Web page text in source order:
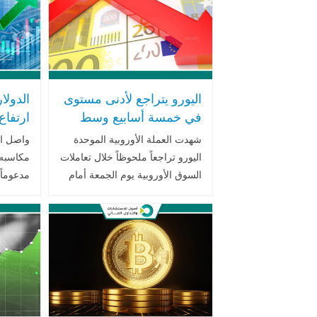
اليورو يتراجع لأدنى مستوى
في خمسة أسابيع وسط
تصاعد رهانات رفع الفائدة
الأمريكية
شهدت العملة الأوروبية الموحدة
اليورو تراجعاً ملحوظاً خلال تعاملات
السوق الأوروبية يوم الجمعة أمام
خسائرها للجلسة الخامسة على
التوالي أمام الدولار الأمريكي، في
ظل .. اقرأ المزيد
على
واصل